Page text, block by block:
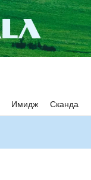
Имидж Скандалы